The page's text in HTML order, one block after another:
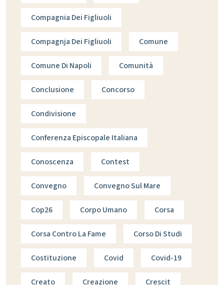
Compagnia Dei Figliuoli
Compagnja Dei Figliuoli Comune
Comune Di Napoli Comunità
Conclusione Concorso
Condivisione
Conferenza Episcopale Italiana
Conoscenza Contest
Convegno Convegno Sul Mare
Cop26 Corpo Umano Corsa
Corsa Contro La Fame Corso Di Studi
Costituzione Covid Covid-19
Creato Creazione Crescit